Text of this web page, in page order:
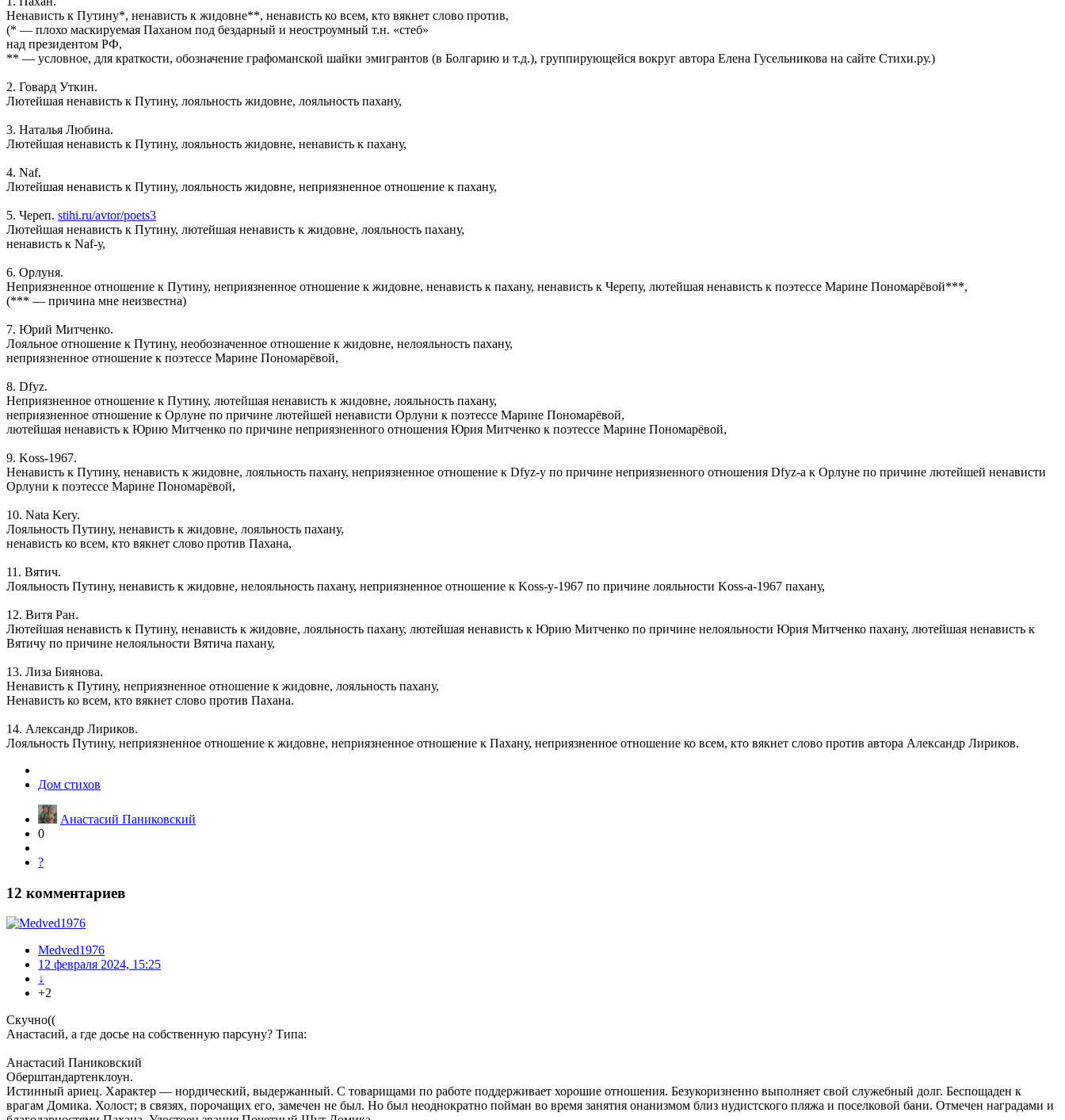
Ненависть к Путину*, ненависть к жидовне**, ненависть ко всем, кто вякнет слово против,
(* — плохо маскируемая Паханом под бездарный и неостроумный т.н. «стеб»
над президентом РФ,
** — условное, для краткости, обозначение графоманской шайки эмигрантов (в Болгарию и т.д.), группирующейся вокруг автора Елена Гусельникова на сайте Стихи.ру.)
2. Говард Уткин.
Лютейшая ненависть к Путину, лояльность жидовне, лояльность пахану,
3. Наталья Любина.
Лютейшая ненависть к Путину, лояльность жидовне, ненависть к пахану,
4. Naf.
Лютейшая ненависть к Путину, лояльность жидовне, неприязненное отношение к пахану,
5. Череп. stihi.ru/avtor/poets3
Лютейшая ненависть к Путину, лютейшая ненависть к жидовне, лояльность пахану,
ненависть к Naf-у,
6. Орлуня.
Неприязненное отношение к Путину, неприязненное отношение к жидовне, ненависть к пахану, ненависть к Черепу, лютейшая ненависть к поэтессе Марине Пономарёвой***,
(*** — причина мне неизвестна)
7. Юрий Митченко.
Лояльное отношение к Путину, необозначенное отношение к жидовне, нелояльность пахану,
неприязненное отношение к поэтессе Марине Пономарёвой,
8. Dfyz.
Неприязненное отношение к Путину, лютейшая ненависть к жидовне, лояльность пахану,
неприязненное отношение к Орлуне по причине лютейшей ненависти Орлуни к поэтессе Марине Пономарёвой,
лютейшая ненависть к Юрию Митченко по причине неприязненного отношения Юрия Митченко к поэтессе Марине Пономарёвой,
9. Koss-1967.
Ненависть к Путину, ненависть к жидовне, лояльность пахану, неприязненное отношение к Dfyz-у по причине неприязненного отношения Dfyz-а к Орлуне по причине лютейшей ненависти
Орлуни к поэтессе Марине Пономарёвой,
10. Nata Kery.
Лояльность Путину, ненависть к жидовне, лояльность пахану,
ненависть ко всем, кто вякнет слово против Пахана,
11. Вятич.
Лояльность Путину, ненависть к жидовне, нелояльность пахану, неприязненное отношение к Koss-у-1967 по причине лояльности Koss-а-1967 пахану,
12. Витя Ран.
Лютейшая ненависть к Путину, ненависть к жидовне, лояльность пахану, лютейшая ненависть к Юрию Митченко по причине нелояльности Юрия Митченко пахану, лютейшая ненависть к
Вятичу по причине нелояльности Вятича пахану,
13. Лиза Биянова.
Ненависть к Путину, неприязненное отношение к жидовне, лояльность пахану,
Ненависть ко всем, кто вякнет слово против Пахана.
14. Александр Лириков.
Лояльность Путину, неприязненное отношение к жидовне, неприязненное отношение к Пахану, неприязненное отношение ко всем, кто вякнет слово против автора Александр Лириков.
Дом стихов
Анастасий Паниковский
0
?
12 комментариев
Medved1976
12 февраля 2024, 15:25
↓
+2
Скучно((
Анастасий, а где досье на собственную парсуну? Типа:
Анастасий Паниковский
Оберштандартенклоун.
Истинный ариец. Характер — нордический, выдержанный. С товарищами по работе поддерживает хорошие отношения. Безукоризненно выполняет свой служебный долг. Беспощаден к
врагам Домика. Холост; в связях, порочащих его, замечен не был. Но был неоднократно пойман во время занятия онанизмом близ нудистского пляжа и поселковой бани. Отмечен наградами и